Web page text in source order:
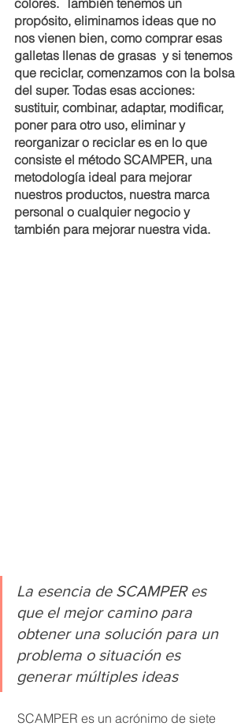
propósito, eliminamos ideas que no
nos vienen bien, como comprar esas
galletas llenas de grasas  y si tenemos
que reciclar, comenzamos con la bolsa
del super. Todas esas acciones:
sustituir, combinar, adaptar, modificar,
poner para otro uso, eliminar y
reorganizar o reciclar es en lo que
consiste el método SCAMPER, una
metodología ideal para mejorar
nuestros productos, nuestra marca
personal o cualquier negocio y
también para mejorar nuestra vida.
La esencia de SCAMPER es
que el mejor camino para
obtener una solución para un
problema o situación es
generar múltiples ideas